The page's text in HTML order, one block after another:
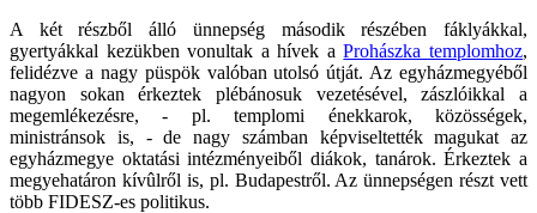
A két részből álló ünnepség második részében fáklyákkal,
gyertyákkal kezükben vonultak a hívek aProhászka templomhoz,
felidézve a nagy püspök valóban utolsó útját. Az egyházmegyéből
nagyon sokan érkeztek plébánosuk vezetésével, zászlóikkal a
megemlékezésre, - pl. templomi énekkarok, közösségek,
ministránsok is, - de nagy számban képviseltették magukat az
egyházmegye oktatási intézményeiből diákok, tanárok. Érkeztek a
megyehatáron kívûlről is, pl. Budapestről. Az ünnepségen részt vett
több FIDESZ-es politikus.